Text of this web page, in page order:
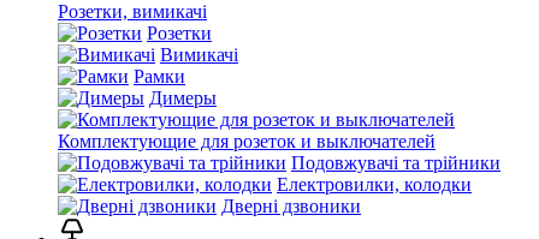
Розетки, вимикачі
Розетки
Вимикачі
Рамки
Димеры
Комплектующие для розеток и выключателей
Подовжувачі та трійники
Електровилки, колодки
Дверні дзвоники